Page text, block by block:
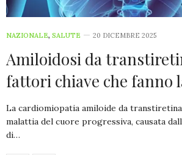
NAZIONALE, SALUTE 20 DICEMBRE 2025
Amiloidosi da
fattori chiave che fanno
La cardiomiopatia amiloide da
malattia del cuore progressiva, causata
di…